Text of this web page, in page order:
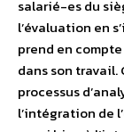
salarié-es du
l’évaluation en
prend en
dans son travail.
processus
l’intégration de